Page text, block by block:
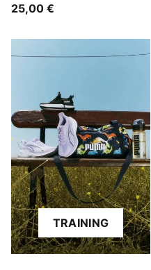
25,00 €
TRAINING